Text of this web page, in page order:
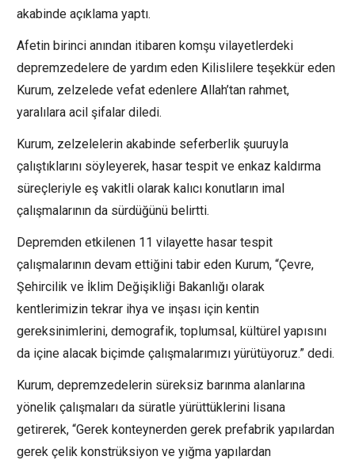
akabinde açıklama yaptı.
Afetin birinci anından itibaren komşu vilayetlerdeki
depremzedelere de yardım eden Kilislilere teşekkür eden
Kurum, zelzelede vefat edenlere Allah’tan rahmet,
yaralılara acil şifalar diledi.
Kurum, zelzelelerin akabinde seferberlik şuuruyla
çalıştıklarını söyleyerek, hasar tespit ve enkaz kaldırma
süreçleriyle eş vakitli olarak kalıcı konutların imal
çalışmalarının da sürdüğünü belirtti.
Depremden etkilenen 11 vilayette hasar tespit
çalışmalarının devam ettiğini tabir eden Kurum, “Çevre,
Şehircilik ve İklim Değişikliği Bakanlığı olarak
kentlerimizin tekrar ihya ve inşası için kentin
gereksinimlerini, demografik, toplumsal, kültürel yapısını
da içine alacak biçimde çalışmalarımızı yürütüyoruz.” dedi.
Kurum, depremzedelerin süreksiz barınma alanlarına
yönelik çalışmaları da süratle yürüttüklerini lisana
getirerek, “Gerek konteynerden gerek prefabrik yapılardan
gerek çelik konstrüksiyon ve yığma yapılardan